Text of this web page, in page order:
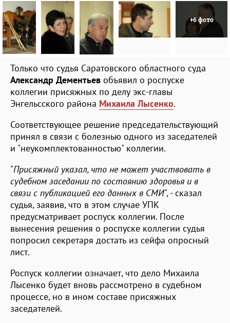
+6 фото
Только что судья Саратовского областного суда
Александр Дементьев объявил о роспуске
коллегии присяжных по делу экс-главы
Энгельсского района Михаила Лысенко.
Соответствующее решение председательствующий
принял в связи с болезнью одного из заседателей
и "неукомплектованностью" коллегии.
"Присяжный указал, что не может участвовать в
судебном заседании по состоянию здоровья и в
связи с публикацией его данных в СМИ", - сказал
судья, заявив, что в этом случае УПК
предусматривает роспуск коллегии. После
вынесения решения о роспуске коллегии судья
попросил секретаря достать из сейфа опросный
лист.
Роспуск коллегии означает, что дело Михаила
Лысенко будет вновь рассмотрено в судебном
процессе, но в ином составе присяжных
заседателей.